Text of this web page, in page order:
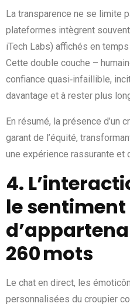
La transparence ne se limite
plateformes intègrent
iTech Labs) affichés en
Cette double couche –
confiance quasi‑infaillible,
davantage et à rester plus
En résumé, la présence d’un
garant de l’équité,
une expérience rassurante et
4.
le sentiment
260 mots
Le chat en direct, les
personnalisées du croupier